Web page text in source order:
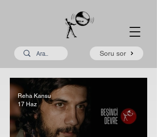
Soru sor
Reha Kansu
17 Haz